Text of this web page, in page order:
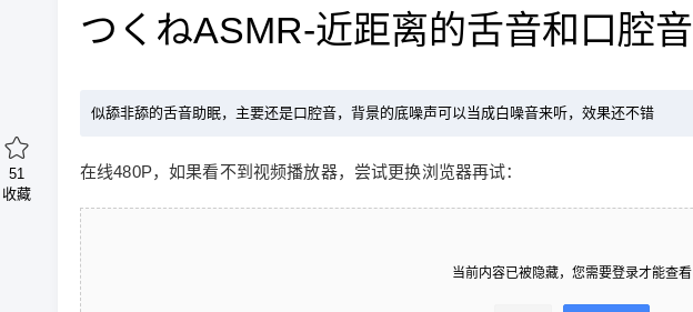
つくねASMR-近距离的舌音和口腔音
似舔非舔的舌音助眠，主要还是口腔音，背景的底噪声可以当成白噪音来听，效果还不错
在线480P，如果看不到视频播放器，尝试更换浏览器再试：
当前内容已被隐藏，您需要登录才能查看
51
收藏
@ 助眠啦